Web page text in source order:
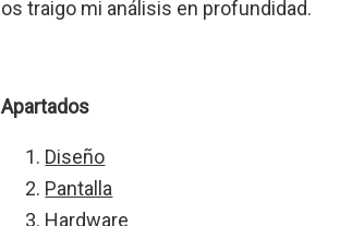
os traigo mi análisis en profundidad.
Apartados
Diseño
Pantalla
Hardware